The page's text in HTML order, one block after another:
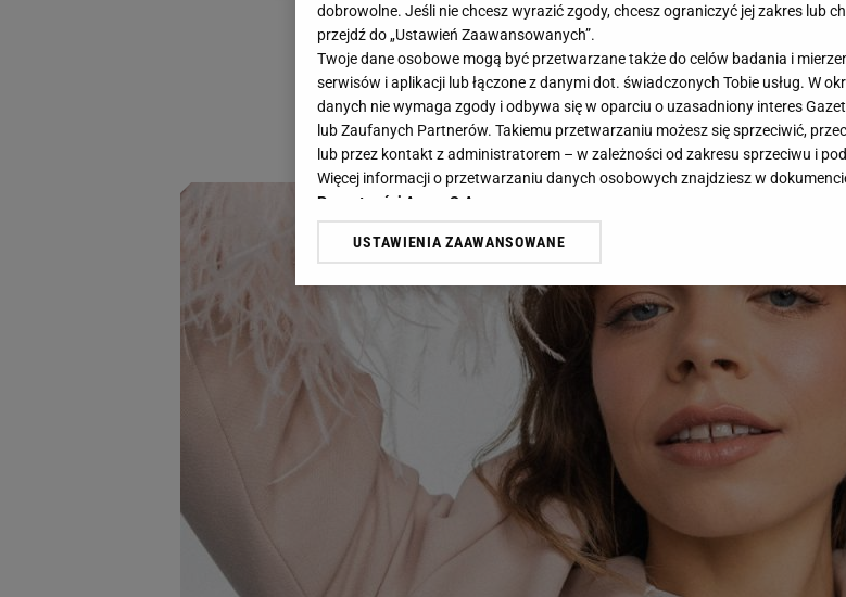
Elegancka żmijka, naszyjnik z subtelną zawieszką, a może
Te propozycje polskiej marki Ania Kruk to zarówno
nowości, które już zbierają pozytywne opinie. Szukasz
wybory!
dobrowolne. Jeśli nie chcesz wyrazić zgody, chcesz ograniczyć jej zakres lub
przejdź do „Ustawień Zaawansowanych”.
Twoje dane osobowe mogą być przetwarzane także do celów badania i
serwisów i aplikacji lub łączone z danymi dot. świadczonych Tobie usług. W
danych nie wymaga zgody i odbywa się w oparciu o uzasadniony interes
lub Zaufanych Partnerów. Takiemu przetwarzaniu możesz się sprzeciwić,
lub przez kontakt z administratorem – w zależności od zakresu sprzeciwu i
Więcej informacji o przetwarzaniu danych osobowych znajdziesz w
Prywatności Agora S.A.
Klikając „Akceptuję” wyrażasz też zgodę na zainstalowanie i przechowywanie
dotyczące plików cookie, wywołując narzędzie do zarządzania twoimi
odnośnik „Ustawienia prywatności ” w stopce serwisu i przechodząc do
plików cookie możliwa jest także za pomocą ustawień przeglądarki.
My, nasi Zaufani Partnerzy i Agora S.A. możemy przetwarzać dane osobowe w
Użycie dokładnych danych geolokalizacyjnych. Aktywne skanowanie
Przechowywanie informacji na urządzeniu lub dostęp do nich.
badnie odbiorców i ulepszanie usług.
Lista Zaufanych Partnerów
USTAWIENIA ZAAWANSOWANE